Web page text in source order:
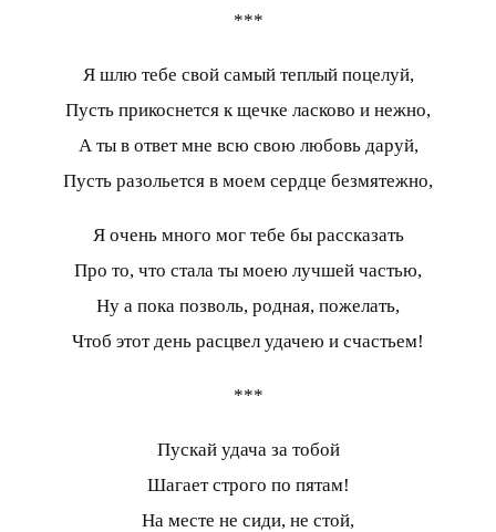
***
Я шлю тебе свой самый теплый поцелуй,
Пусть прикоснется к щечке ласково и нежно,
А ты в ответ мне всю свою любовь даруй,
Пусть разольется в моем сердце безмятежно,
Я очень много мог тебе бы рассказать
Про то, что стала ты моею лучшей частью,
Ну а пока позволь, родная, пожелать,
Чтоб этот день расцвел удачею и счастьем!
***
Пускай удача за тобой
Шагает строго по пятам!
На месте не сиди, не стой,